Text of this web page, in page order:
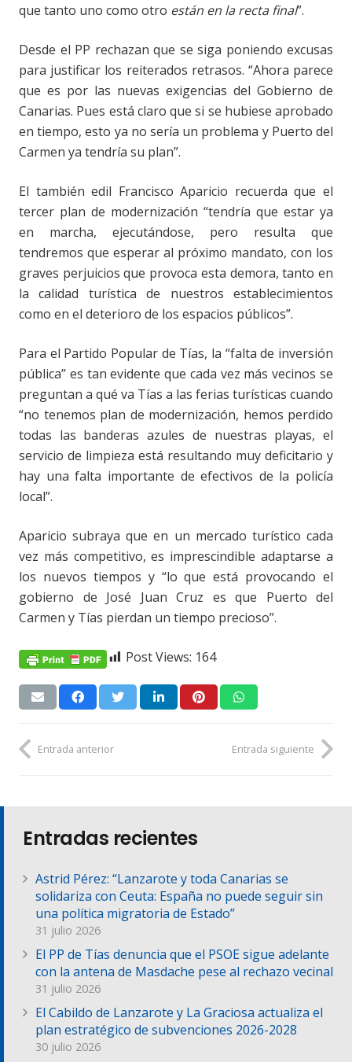
que tanto uno como otro están en la recta final”.
Desde el PP rechazan que se siga poniendo excusas
para justificar los reiterados retrasos. “Ahora parece
que es por las nuevas exigencias del Gobierno de
Canarias. Pues está claro que si se hubiese aprobado
en tiempo, esto ya no sería un problema y Puerto del
Carmen ya tendría su plan”.
El también edil Francisco Aparicio recuerda que el
tercer plan de modernización “tendría que estar ya
en marcha, ejecutándose, pero resulta que
tendremos que esperar al próximo mandato, con los
graves perjuicios que provoca esta demora, tanto en
la calidad turística de nuestros establecimientos
como en el deterioro de los espacios públicos”.
Para el Partido Popular de Tías, la “falta de inversión
pública” es tan evidente que cada vez más vecinos se
preguntan a qué va Tías a las ferias turísticas cuando
“no tenemos plan de modernización, hemos perdido
todas las banderas azules de nuestras playas, el
servicio de limpieza está resultando muy deficitario y
hay una falta importante de efectivos de la policía
local”.
Aparicio subraya que en un mercado turístico cada
vez más competitivo, es imprescindible adaptarse a
los nuevos tiempos y “lo que está provocando el
gobierno de José Juan Cruz es que Puerto del
Carmen y Tías pierdan un tiempo precioso”.
Post Views: 164
Entrada anterior Entrada siguiente
Entradas recientes
Astrid Pérez: “Lanzarote y toda Canarias se
solidariza con Ceuta: España no puede seguir sin
una política migratoria de Estado”
31 julio 2026
El PP de Tías denuncia que el PSOE sigue adelante
con la antena de Masdache pese al rechazo vecinal
31 julio 2026
El Cabildo de Lanzarote y La Graciosa actualiza el
plan estratégico de subvenciones 2026-2028
30 julio 2026